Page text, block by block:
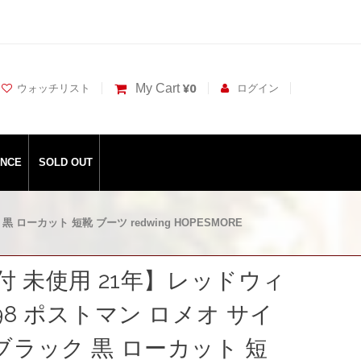
ウォッチリスト My Cart ¥0 ログイン
SOLD OUT
ローカット 短靴 ブーツ redwing HOPESMORE
未使用 21年】レッドウィ
ポストマン ロメオ サイ
ラック 黒 ローカット 短